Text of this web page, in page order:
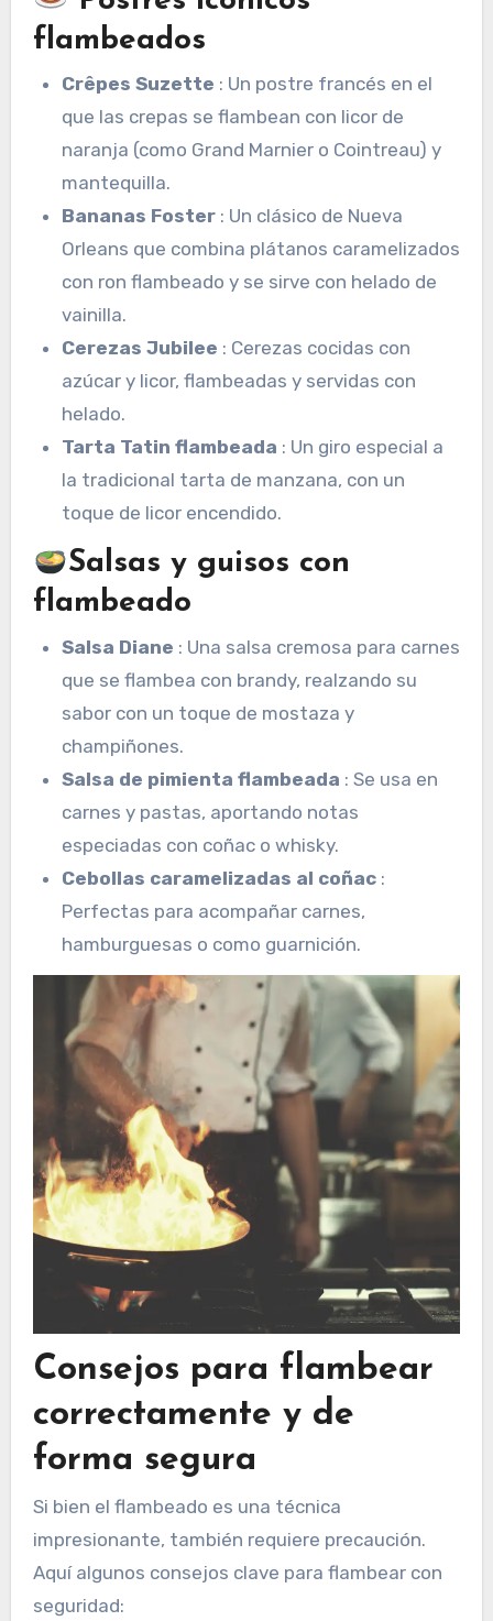
flambeados
Crêpes Suzette : Un postre francés en el
que las crepas se flambean con licor de
naranja (como Grand Marnier o Cointreau) y
mantequilla.
Bananas Foster: Un clásico de Nueva
Orleans que combina plátanos caramelizados
con ron flambeado y se sirve con helado de
vainilla.
Cerezas Jubilee : Cerezas cocidas con
azúcar y licor, flambeadas y servidas con
helado.
Tarta Tatin flambeada : Un giro especial a
la tradicional tarta de manzana, con un
toque de licor encendido.
Salsas y guisos con
flambeado
Salsa Diane : Una salsa cremosa para carnes
que se flambea con brandy, realzando su
sabor con un toque de mostaza y
champiñones.
Salsa de pimienta flambeada : Se usa en
carnes y pastas, aportando notas
especiadas con coñac o whisky.
Cebollas caramelizadas al coñac:
Perfectas para acompañar carnes,
hamburguesas o como guarnición.
Consejos para flambear
correctamente y de
forma segura
Si bien el flambeado es una técnica
impresionante, también requiere precaución.
Aquí algunos consejos clave para flambear con
seguridad: